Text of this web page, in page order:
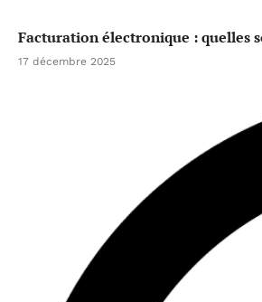
Facturation électronique : quelles
17 décembre 2025